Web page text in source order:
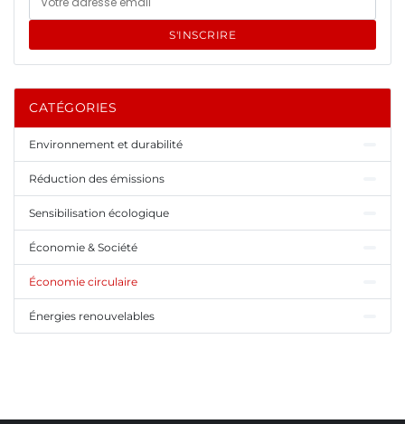
S'INSCRIRE
CATÉGORIES
Environnement et durabilité
Réduction des émissions
Sensibilisation écologique
Économie & Société
Économie circulaire
Énergies renouvelables